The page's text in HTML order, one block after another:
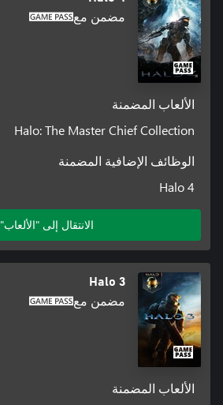
مضمن مع
الألعاب المضمنة
Halo: The Master Chief Collection
الوظائف الإضافية المضمنة
Halo 4
الانتقال إلى "الألعاب"
Halo 3
مضمن مع
الألعاب المضمنة